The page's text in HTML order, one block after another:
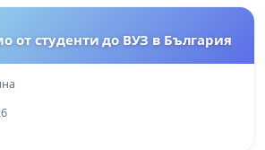
от студенти до ВУЗ в България